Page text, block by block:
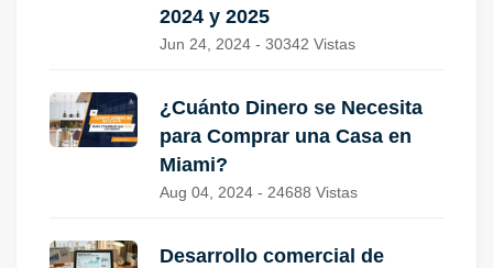
2024 y 2025
Jun 24, 2024 - 30342 Vistas
¿Cuánto Dinero se Necesita
para Comprar una Casa en
Miami?
Aug 04, 2024 - 24688 Vistas
Desarrollo comercial de